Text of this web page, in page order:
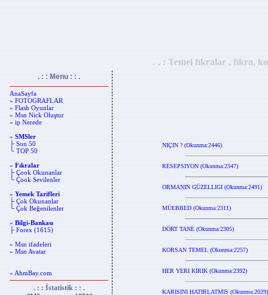
. . : Temel fıkralar , fıkra,
. : : Menu : : .
AnaSayfa
» FOTOGRAFLAR
» Flash Oyunlar
» Msn Nick Oluştur
» ip Nerede
»SMSler
├ Son 50
└ TOP 50
»Fıkralar
├ Çook Okunanlar
└ Çook Sevilenler
»Yemek Tarifleri
├ Çok Okunanlar
└ Çok Beğenilenler
»Bilgi-Bankası
├ Forex (1615)
» Msn ifadeleri
» Msn Avatar
« AhmBay.com
. : : İstatistik : : .
NIÇIN ? (Okunma:2446)
RESEPSIYON (Okunma:2347)
ORMANIN GÜZELLIGI (Okunma:2491)
MÜEBBED (Okunma:2311)
DÖRT TANE (Okunma:2305)
KORSAN TEMEL (Okunma:2257)
HER YERI KIRIK (Okunma:2392)
KARISINI HATIRLATMIS (Okunma:2029)